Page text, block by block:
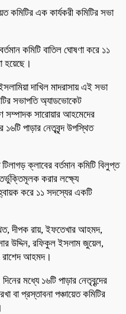
কমিটির এক কার্যকরী কমিটির সভা
কমিটি বাতিল ঘোষণা করে ১১
হয়েছে।
দাখিল মাদরাসায় এই সভা
সভাপতি অ্যাডভোকেট
সম্পাদক সারোয়ার আহমেদের
পাড়ার নেতৃবৃন্দ উপস্থিত
ক্লাবের বর্তমান কমিটি বিলুপ্ত
করার লক্ষ্যে
করে ১১ সদস্যের একটি
দীপক রায়, ইফতেখার আহমদ,
উদ্দিন, রফিকুল ইসলাম জুয়েল,
রাশেদ আহমদ।
মধ্যে ১৬টি পাড়ার নেতৃবৃন্দের
বা প্রস্তাবনা পঞ্চায়েত কমিটির